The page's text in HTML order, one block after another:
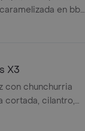
en bbq
X3
con chunchurria
cortada, cilantro,